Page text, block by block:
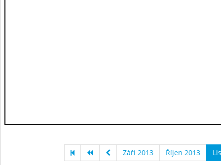
Září 2013 Říjen 2013